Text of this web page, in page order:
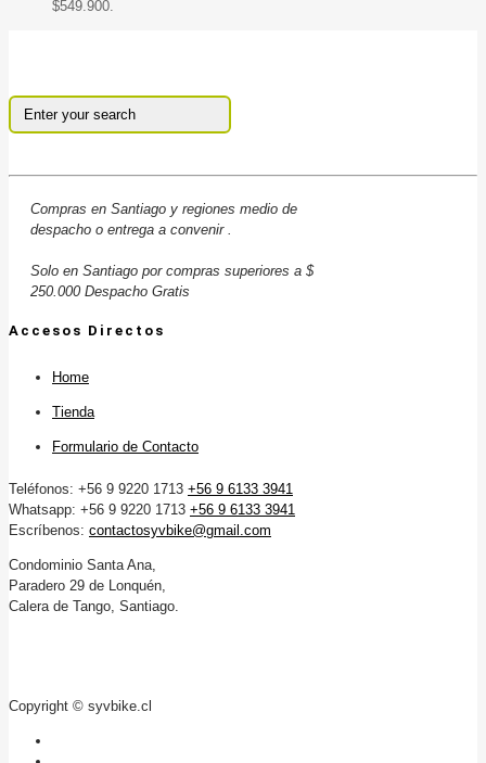
$549.900.
Compras en Santiago y regiones medio de
despacho o entrega a convenir .
Solo en Santiago por compras superiores a $
250.000 Despacho Gratis
Accesos Directos
Home
Tienda
Formulario de Contacto
Teléfonos: +56 9 9220 1713 +56 9 6133 3941
Whatsapp: +56 9 9220 1713 +56 9 6133 3941
Escríbenos: contactosyvbike@gmail.com
Condominio Santa Ana,
Paradero 29 de Lonquén,
Calera de Tango, Santiago.
Copyright © syvbike.cl